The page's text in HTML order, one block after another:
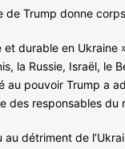
Trump donne
durable en
la Russie, Israël,
pouvoir Trump a
responsables
détriment de